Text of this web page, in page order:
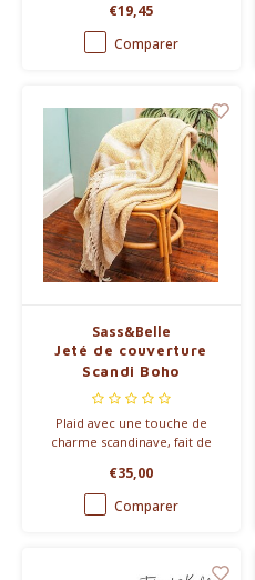
€19,45
Comparer
Sass&Belle
Jeté de couverture
Scandi Boho
Plaid avec une touche de
charme scandinave, fait de
confortablement grand.
€35,00
Comparer